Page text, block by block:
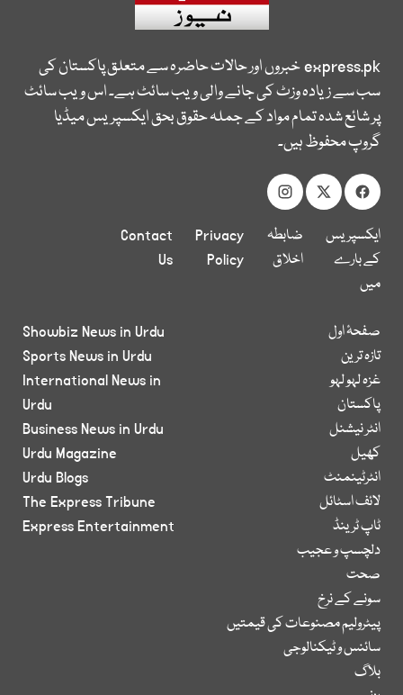
express.pkخبروں اور حالات حاضرہ سے متعلق پاکستان کی
سب سے زیادہ وزٹ کی جانے والی ویب سائٹ ہے۔ اس ویب سائٹ
پر شائع شدہ تمام مواد کے جملہ حقوق بحق ایکسپریس میڈیا
گروپ محفوظ ہیں۔
ایکسپریس
کے بارے
میں
ضابطہ
اخلاق
Privacy
Policy
Contact
Us
صفحۂ اول
تازہ ترین
غزہ لہو لہو
پاکستان
انٹر نیشنل
کھیل
انٹرٹینمنٹ
لائف اسٹائل
ٹاپ ٹرینڈ
دلچسپ و عجیب
صحت
سونے کے نرخ
پیٹرولیم مصنوعات کی قیمتیں
سائنس و ٹیکنالوجی
بلاگ
Showbiz News in Urdu
Sports News in Urdu
International News in
Urdu
Business News in Urdu
Urdu Magazine
Urdu Blogs
The Express Tribune
Express Entertainment